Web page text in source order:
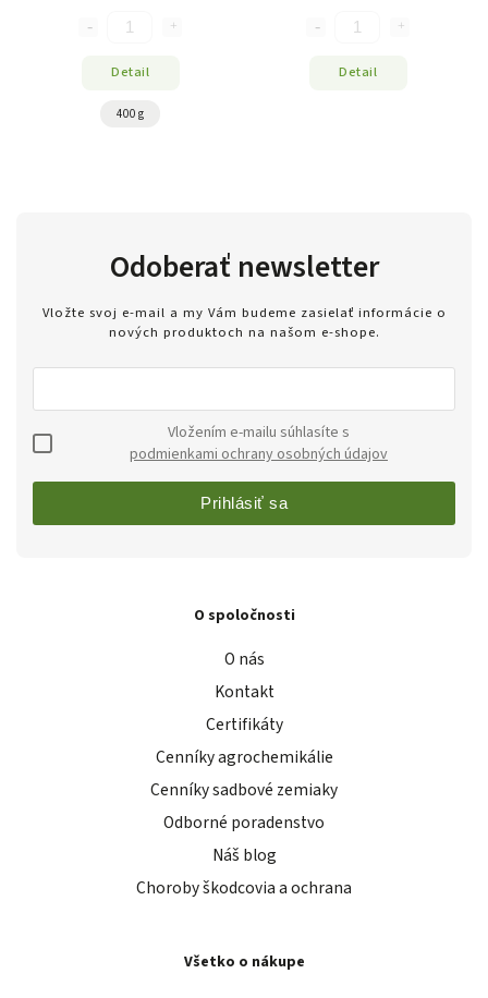
Detail
400 g
Detail
Odoberať newsletter
Vložte svoj e-mail a my Vám budeme zasielať informácie o
nových produktoch na našom e-shope.
podmienkami ochrany osobných údajov
Prihlásiť sa
O spoločnosti
O nás
Kontakt
Certifikáty
Cenníky agrochemikálie
Cenníky sadbové zemiaky
Odborné poradenstvo
Náš blog
Choroby škodcovia a ochrana
Všetko o nákupe